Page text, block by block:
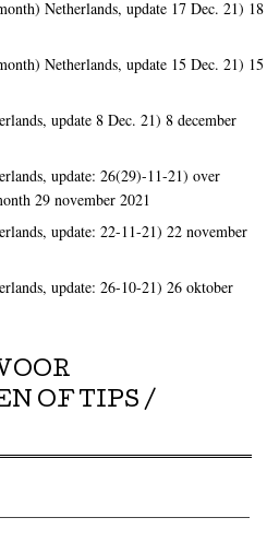
Netherlands, update 17 Dec. 21) 18
Netherlands, update 15 Dec. 21) 15
update 8 Dec. 21) 8 december
update: 26(29)-11-21) over
29 november 2021
update: 22-11-21) 22 november
update: 26-10-21) 26 oktober
OF TIPS /